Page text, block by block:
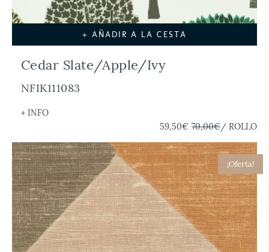
+ AÑADIR A LA CESTA
Cedar Slate/Apple/Ivy
NFIK111083
+ INFO
59,50€ 70,00€/ ROLLO
¡Oferta!